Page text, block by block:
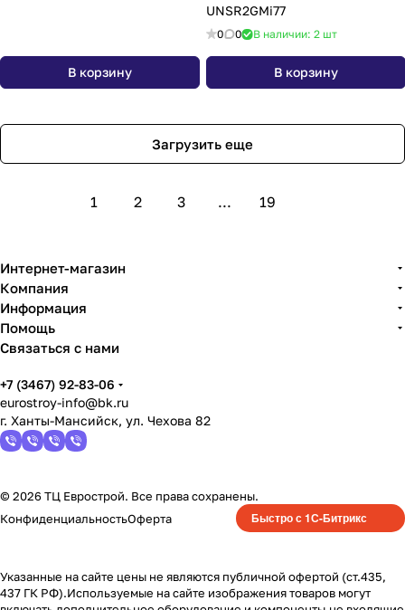
В корзину
UNSR2GMi77
0 0 В наличии: 2 шт
В корзину
Загрузить еще
1 2 3 ... 19
Интернет-магазин
Компания
Информация
Помощь
Связаться с нами
+7 (3467) 92-83-06
eurostroy-info@bk.ru
г. Ханты-Мансийск, ул. Чехова 82
© 2026 ТЦ Еврострой. Все права сохранены.
КонфиденциальностьОферта Быстро с 1С-Битрикс
Указанные на сайте цены не являются публичной офертой (ст.435,
437 ГК РФ).Используемые на сайте изображения товаров могут